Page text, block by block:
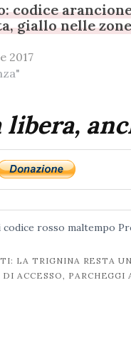
codice
giallo nelle zone
2017
codice rosso maltempo
LA TRIGNINA RESTA
ACCESSO,